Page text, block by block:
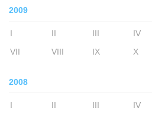
2009
I II III IV
VII
VIII IX X
2008
I II III IV